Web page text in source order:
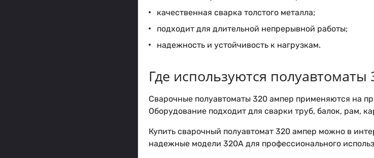
качественная сварка толстого металла;
подходит для длительной непрерывной работы;
надежность и устойчивость к нагрузкам.
Где используются полуавтоматы
Сварочные полуавтоматы 320 ампер применяются на
Оборудование подходит для сварки труб, балок, рам,
Купить сварочный полуавтомат 320 ампер можно в
надежные модели 320А для профессионального